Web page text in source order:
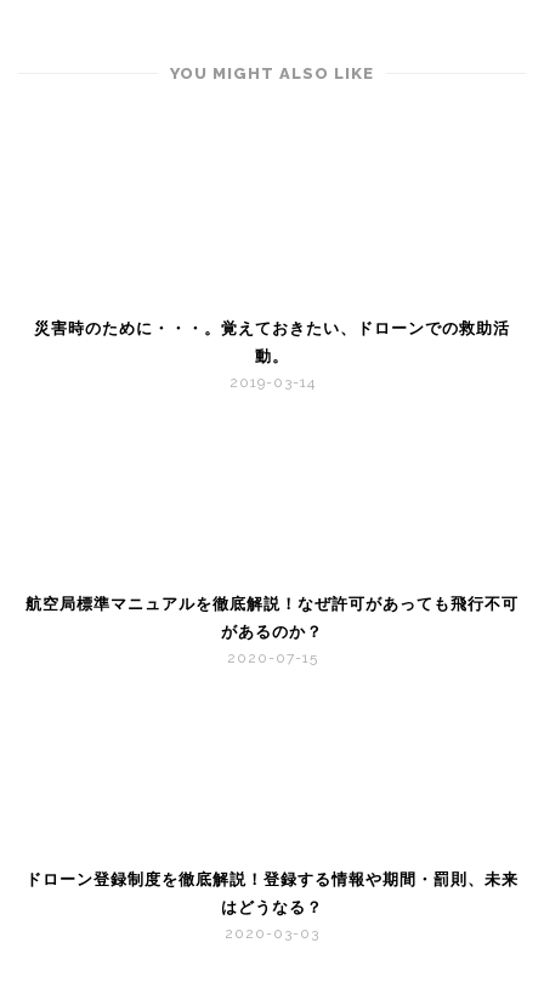
YOU MIGHT ALSO LIKE
災害時のために・・・。覚えておきたい、ドローンでの救助活
動。
2019-03-14
航空局標準マニュアルを徹底解説！なぜ許可があっても飛行不可
があるのか？
2020-07-15
ドローン登録制度を徹底解説！登録する情報や期間・罰則、未来
はどうなる？
2020-03-03